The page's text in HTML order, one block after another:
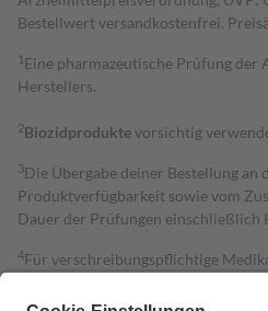
Bestell­wert versand­kosten­frei.
1 Eine pharmazeutische Prüfung
Herstellers.
2Biozidproduktevorsichtig
3Die Übergabe deiner Bestellung
Produktverfügbarkeit sowie vom
Dauer der Prüfungen einschließlich
4Für verschreibungspflichtige
Grundsätzlich leisten Mitglieder